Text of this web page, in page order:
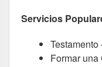
Servicios
Formar